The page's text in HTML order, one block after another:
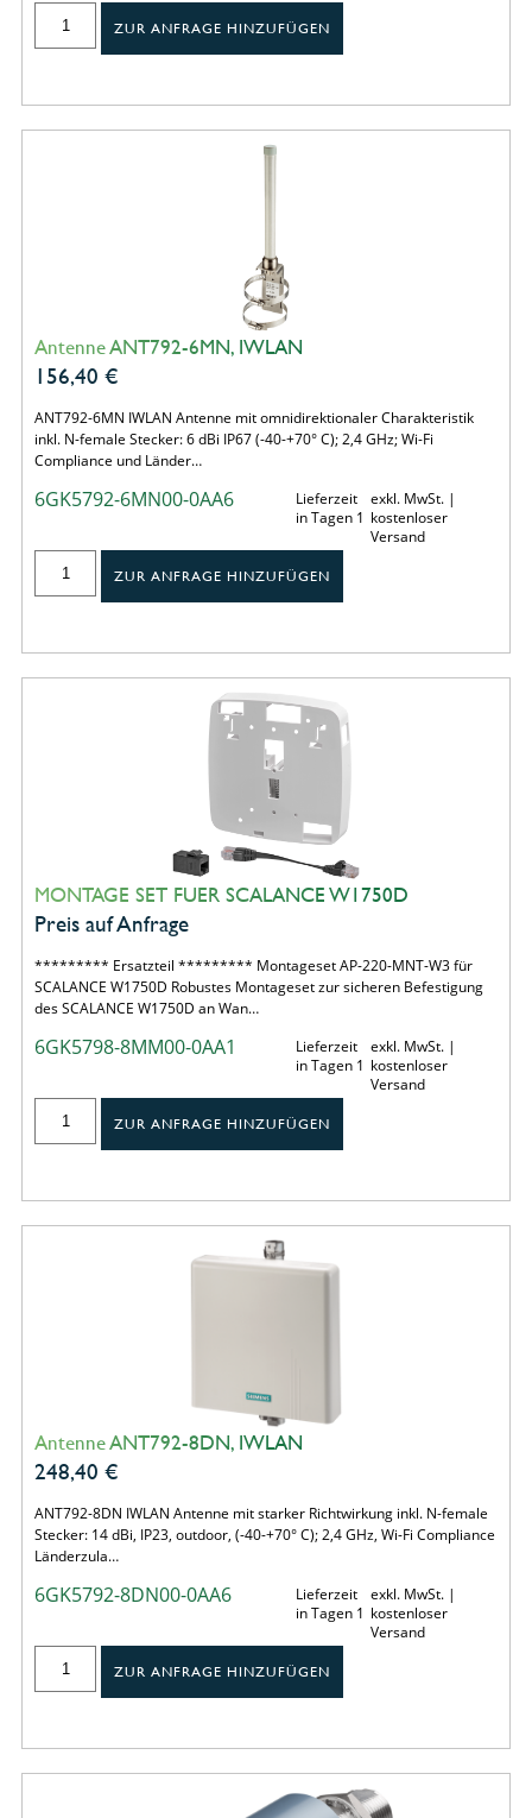
ZUR ANFRAGE HINZUFÜGEN
Antenne ANT792-6MN, IWLAN
156,40 €
ANT792-6MN IWLAN Antenne mit omnidirektionaler Charakteristik
inkl. N-female Stecker: 6 dBi IP67 (-40-+70° C); 2,4 GHz; Wi-Fi
Compliance und Länder…
6GK5792-6MN00-0AA6
Lieferzeit
in Tagen 1
exkl. MwSt. |
kostenloser
Versand
ZUR ANFRAGE HINZUFÜGEN
MONTAGE SET FUER SCALANCE W1750D
Preis auf Anfrage
********* Ersatzteil ********* Montageset AP-220-MNT-W3 für
SCALANCE W1750D Robustes Montageset zur sicheren Befestigung
des SCALANCE W1750D an Wan…
6GK5798-8MM00-0AA1
Lieferzeit
in Tagen 1
exkl. MwSt. |
kostenloser
Versand
ZUR ANFRAGE HINZUFÜGEN
Antenne ANT792-8DN, IWLAN
248,40 €
ANT792-8DN IWLAN Antenne mit starker Richtwirkung inkl. N-female
Stecker: 14 dBi, IP23, outdoor, (-40-+70° C); 2,4 GHz, Wi-Fi Compliance
Länderzula…
6GK5792-8DN00-0AA6
Lieferzeit
in Tagen 1
exkl. MwSt. |
kostenloser
Versand
ZUR ANFRAGE HINZUFÜGEN